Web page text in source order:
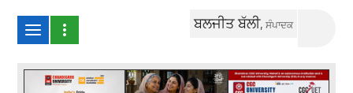
ਬਲਜੀਤ ਬੱਲੀ,ਸੰਪਾਦਕ